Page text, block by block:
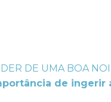
DE UMA BOA
de ingerir